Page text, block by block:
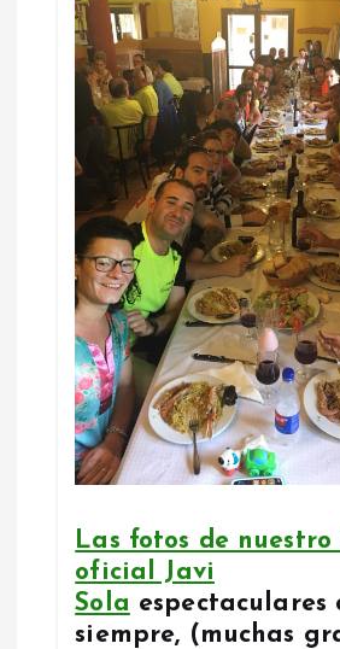
Las fotos de
oficial Javi
Sola espectaculares
siempre, (muchas